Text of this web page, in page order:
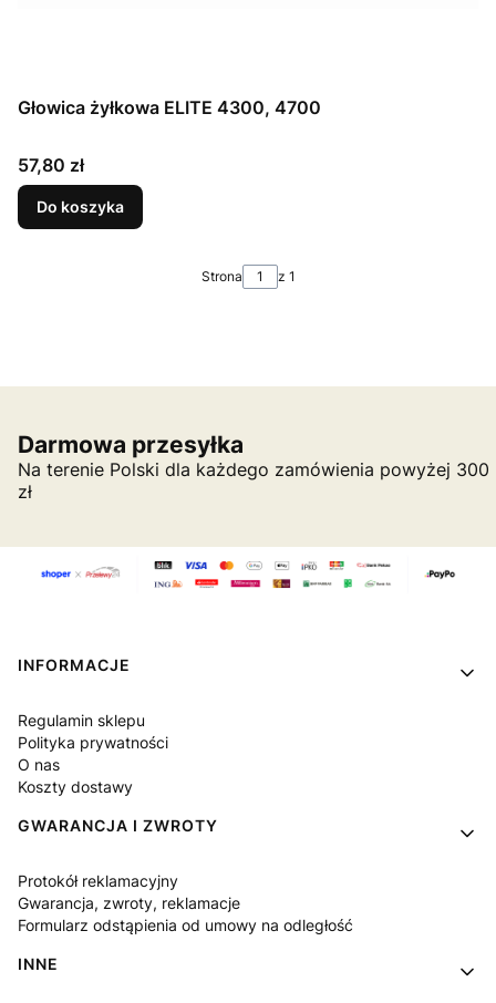
Głowica żyłkowa ELITE 4300, 4700
Cena
57,80 zł
Do koszyka
Strona z 1
Darmowa przesyłka
Na terenie Polski dla każdego zamówienia powyżej 300
zł
Linki w stopce
INFORMACJE
Regulamin sklepu
Polityka prywatności
O nas
Koszty dostawy
GWARANCJA I ZWROTY
Protokół reklamacyjny
Gwarancja, zwroty, reklamacje
Formularz odstąpienia od umowy na odległość
INNE